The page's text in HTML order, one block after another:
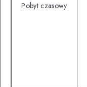
Pobyt czasowy